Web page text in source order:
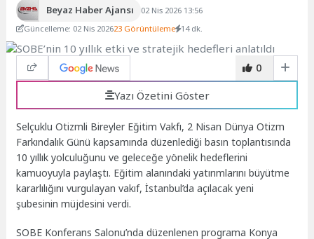
Beyaz Haber Ajansı
02 Nis 2026 13:56
Güncelleme: 02 Nis 202623 Görüntüleme 14 dk.
0
Yazı Özetini Göster
Selçuklu Otizmli Bireyler Eğitim Vakfı, 2 Nisan Dünya Otizm
Farkındalık Günü kapsamında düzenlediği basın toplantısında
10 yıllık yolculuğunu ve geleceğe yönelik hedeflerini
kamuoyuyla paylaştı. Eğitim alanındaki yatırımlarını büyütme
kararlılığını vurgulayan vakıf, İstanbul’da açılacak yeni
şubesinin müjdesini verdi.
SOBE Konferans Salonu’nda düzenlenen programa Konya